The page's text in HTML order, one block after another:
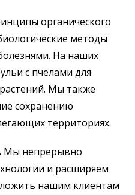
органического
методы
На наших
с пчелами для
Мы также
сохранению
территориях.
Мы непрерывно
и расширяем
нашим клиентам